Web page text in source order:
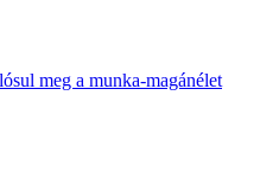
meg a munka-magánélet